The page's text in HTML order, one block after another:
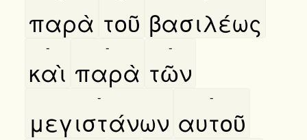
παρὰ τοῦ βασιλέως
καὶ
-
παρὰ
-
τῶν
-
μεγιστάνων
-
αυτοῦ
-